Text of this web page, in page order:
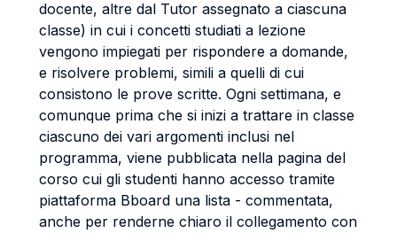
docente, altre dal Tutor assegnato a ciascuna
classe) in cui i concetti studiati a lezione
vengono impiegati per rispondere a domande,
e risolvere problemi, simili a quelli di cui
consistono le prove scritte. Ogni settimana, e
comunque prima che si inizi a trattare in classe
ciascuno dei vari argomenti inclusi nel
programma, viene pubblicata nella pagina del
corso cui gli studenti hanno accesso tramite
piattaforma Bboard una lista - commentata,
anche per renderne chiaro il collegamento con